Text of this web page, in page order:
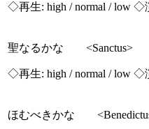
◇再生: high / normal / low ◇
聖なるかな <Sanctus>
◇再生: high / normal / low ◇
ほむべきかな